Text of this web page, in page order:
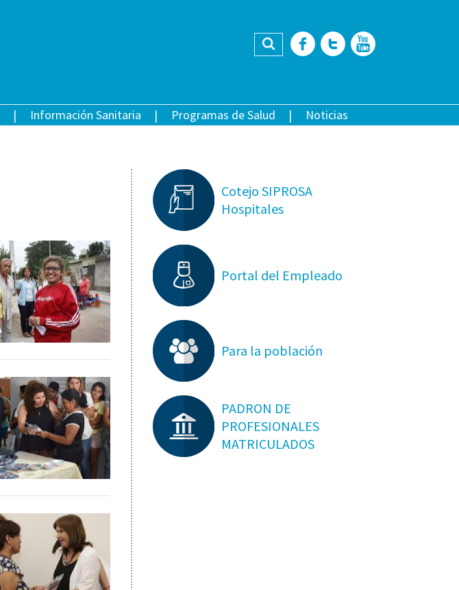
Buscar Facebook
Twitter
Información Sanitaria Programas de Salud Noticias
Cotejo SIPROSA
Hospitales
Portal del Empleado
Para la población
PADRON DE
PROFESIONALES
MATRICULADOS